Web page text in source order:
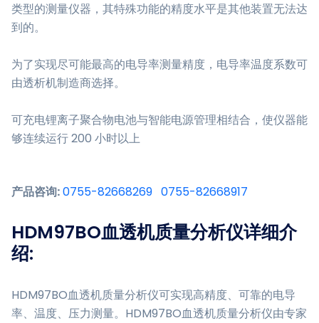
类型的测量仪器，其特殊功能的精度水平是其他装置无法达
到的。
为了实现尽可能最高的电导率测量精度，电导率温度系数可
由透析机制造商选择。
可充电锂离子聚合物电池与智能电源管理相结合，使仪器能
够连续运行 200 小时以上
产品咨询:0755-82668269 0755-82668917
HDM97BO血透机质量分析仪详细介
绍:
HDM97BO血透机质量分析仪可实现高精度、可靠的电导
率、温度、压力测量。HDM97BO血透机质量分析仪由专家